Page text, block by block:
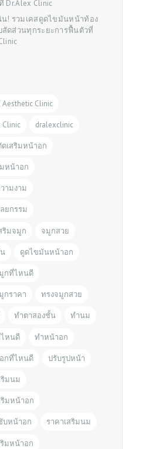
Dr.Alex Clinic
น! รวมเคสดูดไขมันหน้าท้อง
สัดส่วนทุกระยะการฟื้นตัวที่
Aesthetic Clinic
Clinic dralexclinic
ดเสริมหน้าอก
หน้าอก
ามงาม
ยกรรม
ริมจมูก จมูกสวย
ดูดไขมันหน้าอก
กที่ไหนดี
กราคา ทรงจมูกสวย
ทำตาสองชั้น ทำนม
หนดี ทำหน้าอก
กที่ไหนดี ปรับรูปหน้า
ริมนม
ริมหน้าอก
บหน้าอก ราคาเสริมนม
ริมหน้าอก